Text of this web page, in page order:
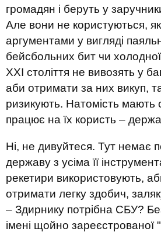
громадян і беруть у
Але вони не користуються,
аргументами у вигляді
бейсбольних бит чи
XXI століття не вивозять у
аби отримати за них викуп,
ризикують. Натомість мають
працює на їх користь –
Ні, не дивуйтеся. Тут немає
державу з усіма її
рекетири використовують,
отримати легку здобич,
– Здирнику потрібна СБУ?
імені щойно зареєстрованої